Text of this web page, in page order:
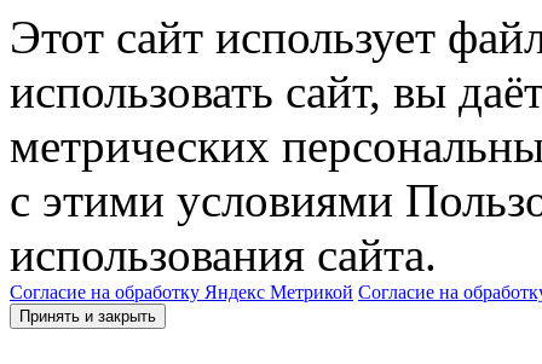
Этот сайт использует
использовать сайт, вы
метрических
с этими условиями
использования сайта.
Согласие на обработку Яндекс Метрикой Согласие на
Принять и закрыть